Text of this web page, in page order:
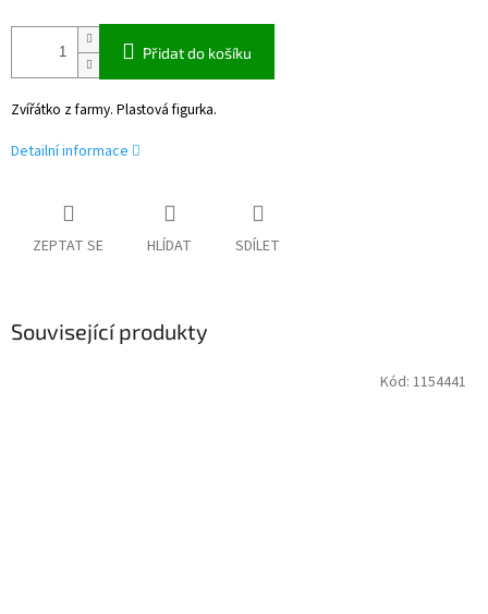
Přidat do košíku
Zvířátko z farmy. Plastová figurka.
Detailní informace
ZEPTAT SE HLÍDAT SDÍLET
Související produkty
Kód: 1154441